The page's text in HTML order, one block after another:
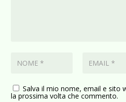
Salva il mio nome, email e sito
la prossima volta che commento.